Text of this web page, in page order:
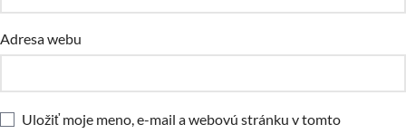
Adresa webu
Uložiť moje meno, e-mail a webovú stránku v tomto